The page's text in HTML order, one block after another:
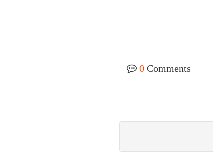
0 Comments